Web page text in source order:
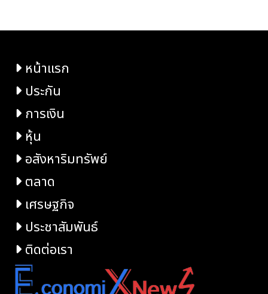
หน้าแรก
ประกัน
การเงิน
หุ้น
อสังหาริมทรัพย์
ตลาด
เศรษฐกิจ
ประชาสัมพันธ์
ติดต่อเรา